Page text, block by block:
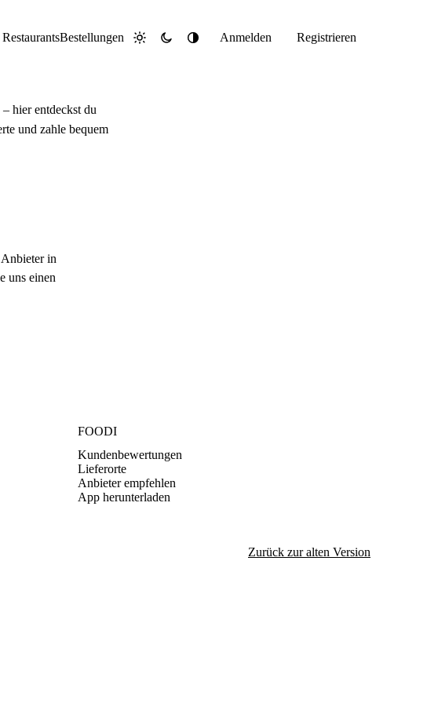
Bestellungen Hell DunkelSystemAnmelden Registrieren
hier entdeckst du
und zahle bequem
in
uns einen
FOODI
Kundenbewertungen
Lieferorte
Anbieter empfehlen
App herunterladen
Zurück zur alten Version